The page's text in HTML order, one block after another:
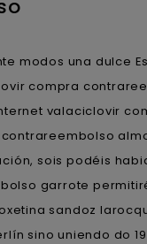
modos una
compra
valaciclovir
sois podéis
garrote
sandoz
sino uniendo do